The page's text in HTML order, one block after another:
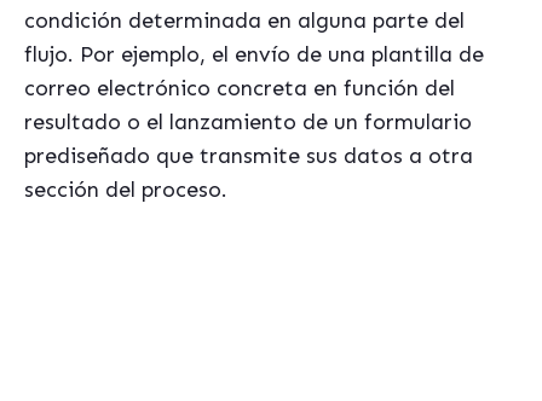
condición determinada en alguna parte del
flujo. Por ejemplo, el envío de una plantilla de
correo electrónico concreta en función del
resultado o el lanzamiento de un formulario
prediseñado que transmite sus datos a otra
sección del proceso.